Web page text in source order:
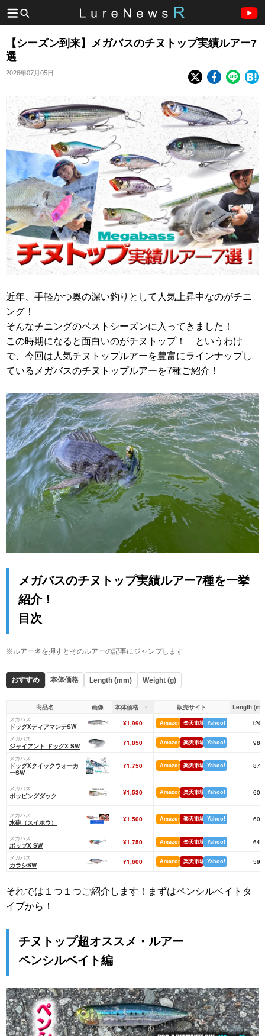
【シーズン到来】メガバスのチヌトップ実績ルアー7
選
2026年07月05日
近年、手軽かつ奥の深い釣りとして人気上昇中なのがチニ
ング！
そんなチニングのベストシーズンに入ってきました！
この時期になると面白いのがチヌトップ！ というわけ
で、今回は人気チヌトップルアーを豊富にラインナップし
ているメガバスのチヌトップルアーを7種ご紹介！
メガバスのチヌトップ実績ルアー7種を一挙
紹介！
目次
※ルアー名を押すとそのルアーの記事にジャンプします
おすすめ 本体価格 Length (mm) Weight (g)
商品名 画像 本体価格 販売サイト Length
メガバス
ドッグXディアマンテSW ¥1,990 Amazon 楽天市場 Yahoo! 120
メガバス
ジャイアント ドッグX SW ¥1,850 Amazon 楽天市場 Yahoo! 98
メガバス
ドッグXクイックウォーカ
ーSW
¥1,750 Amazon 楽天市場 Yahoo! 87
メガバス
ポッピングダック ¥1,530 Amazon 楽天市場 Yahoo! 60
メガバス
水砲（スイホウ） ¥1,500 Amazon 楽天市場 Yahoo! 60
メガバス
ポップX SW ¥1,750 Amazon 楽天市場 Yahoo! 64
メガバス
カラシSW ¥1,600 Amazon 楽天市場 Yahoo! 59
それでは１つ１つご紹介します！まずはペンシルベイトタ
イプから！
チヌトップ超オススメ・ルアー
ペンシルベイト編